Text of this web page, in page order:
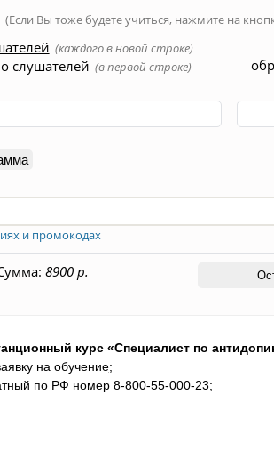
(Если Вы тоже будете учиться, нажмите на
(каждого в новой строке)
слушателей (в первой строке)
и промокодах
8900 р.
курс «Специалист по
на обучение;
по РФ номер 8-800-55-000-23;